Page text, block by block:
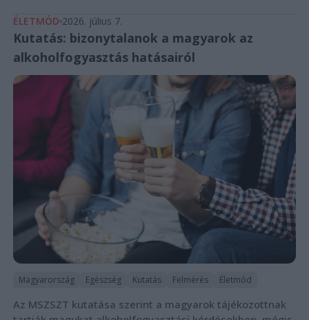
ÉLETMÓD 2026. július 7.
Kutatás: bizonytalanok a magyarok az
alkoholfogyasztás hatásairól
Magyarország Egészség Kutatás Felmérés Életmód
Az MSZSZT kutatása szerint a magyarok tájékozottnak